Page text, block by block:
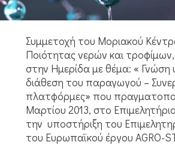
Συμμετοχή του Μοριακού
Ποιότητας νερών και
στην Ημερίδα με θέμα: « Γνώση
διάθεση του παραγωγού –
πλατφόρμες» που
Μαρτίου 2013, στο
την υποστήριξη του
του Ευρωπαϊκού έργου AGRO-